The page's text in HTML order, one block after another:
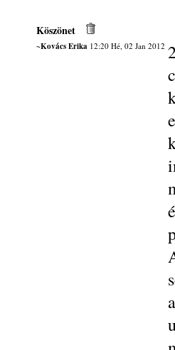
Köszönet
~Kovács Erika12:20 Hé, 02 Jan 2012